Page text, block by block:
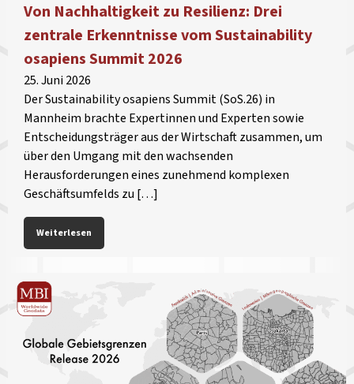
Von Nachhaltigkeit zu Resilienz: Drei
zentrale Erkenntnisse vom Sustainability
osapiens Summit 2026
25. Juni 2026
Der Sustainability osapiens Summit (SoS.26) in
Mannheim brachte Expertinnen und Experten sowie
Entscheidungsträger aus der Wirtschaft zusammen, um
über den Umgang mit den wachsenden
Herausforderungen eines zunehmend komplexen
Geschäftsumfelds zu […]
Weiterlesen